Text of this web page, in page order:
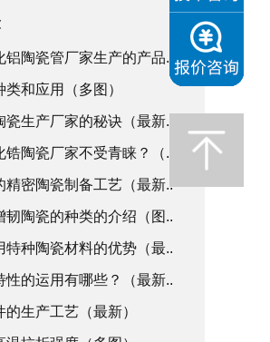
铝陶瓷管厂家生产的产品..
和应用（多图）
瓷生产厂家的秘诀（最新..
锆陶瓷厂家不受青睐？（..
精密陶瓷制备工艺（最新..
韧陶瓷的种类的介绍（图..
特种陶瓷材料的优势（最..
性的运用有哪些？（最新..
生产工艺（最新）